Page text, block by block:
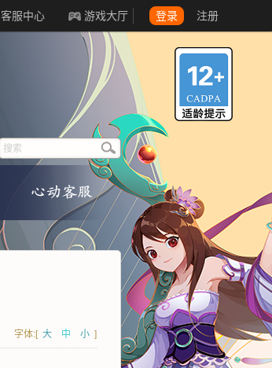
客服中心 游戏大厅 登录 注册
字体:[ 大 中 小 ]